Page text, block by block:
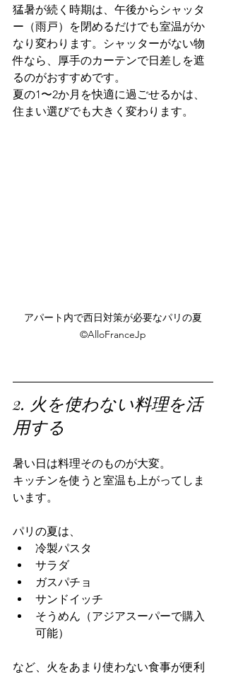
猛暑が続く時期は、午後からシャッタ
ー（雨戸）を閉めるだけでも室温がか
なり変わります。シャッターがない物
件なら、厚手のカーテンで日差しを遮
るのがおすすめです。
夏の1〜2か月を快適に過ごせるかは、
住まい選びでも大きく変わります。
アパート内で西日対策が必要なパリの夏
©️AlloFranceJp
2. 火を使わない料理を活
用する
暑い日は料理そのものが大変。
キッチンを使うと室温も上がってしま
います。
パリの夏は、
冷製パスタ
サラダ
ガスパチョ
サンドイッチ
そうめん（アジアスーパーで購入
可能）
など、火をあまり使わない食事が便利